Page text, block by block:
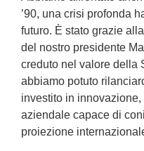
’90, una crisi profonda
futuro. È stato grazie
del nostro presidente
creduto nel valore della
abbiamo potuto
investito in
aziendale capace di
proiezione